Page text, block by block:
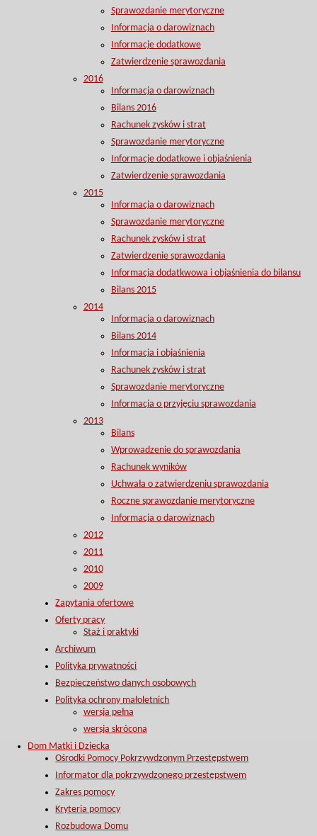
Sprawozdanie merytoryczne
Informacja o darowiznach
Informacje dodatkowe
Zatwierdzenie sprawozdania
2016
Informacja o darowiznach
Bilans 2016
Rachunek zysków i strat
Sprawozdanie merytoryczne
Informacje dodatkowe i objaśnienia
Zatwierdzenie sprawozdania
2015
Informacja o darowiznach
Sprawozdanie merytoryczne
Rachunek zysków i strat
Zatwierdzenie sprawozdania
Informacja dodatkwowa i objaśnienia do bilansu
Bilans 2015
2014
Informacja o darowiznach
Bilans 2014
Informacja i objaśnienia
Rachunek zysków i strat
Sprawozdanie merytoryczne
Informacja o przyjęciu sprawozdania
2013
Bilans
Wprowadzenie do sprawozdania
Rachunek wyników
Uchwała o zatwierdzeniu sprawozdania
Roczne sprawozdanie merytoryczne
Informacja o darowiznach
2012
2011
2010
2009
Zapytania ofertowe
Oferty pracy
Staż i praktyki
Archiwum
Polityka prywatności
Bezpieczeństwo danych osobowych
Polityka ochrony małoletnich
wersja pełna
wersja skrócona
Dom Matki i Dziecka
Ośrodki Pomocy Pokrzywdzonym Przestępstwem
Informator dla pokrzywdzonego przestępstwem
Zakres pomocy
Kryteria pomocy
Rozbudowa Domu